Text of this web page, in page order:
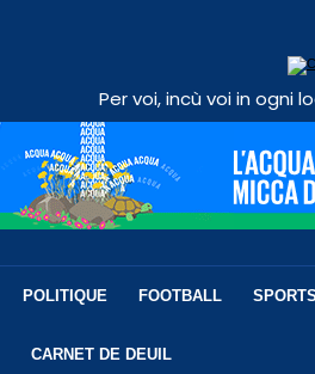
Per voi, incù voi in ogni
POLITIQUE FOOTBALL SPORTS
CARNET DE DEUIL